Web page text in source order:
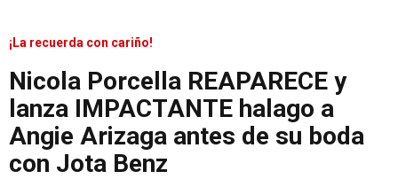
¡La recuerda con cariño!
Nicola Porcella REAPARECE y
lanza IMPACTANTE halago a
Angie Arizaga antes de su boda
con Jota Benz